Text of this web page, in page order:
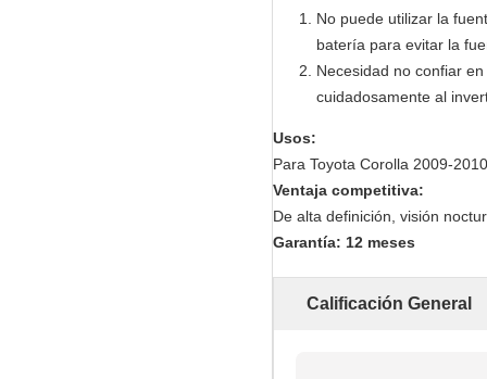
No puede utilizar la
batería para evitar la
Necesidad no confiar
cuidadosamente al
Usos:
Para Toyota Corolla 2009-
Ventaja competitiva:
De alta definición, visión
Garantía: 12 meses
Calificación General